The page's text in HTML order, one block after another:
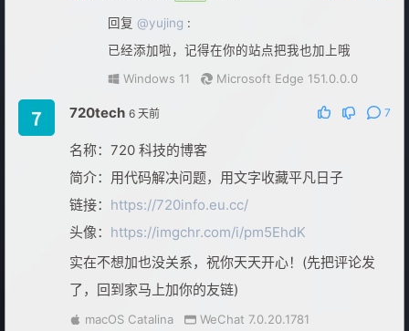
回复 @yujing :
已经添加啦，记得在你的站点把我也加上哦
Windows 11
Microsoft Edge 151.0.0.0
720tech 6 天前 7
名称：720 科技的博客
简介：用代码解决问题，用文字收藏平凡日子
链接： https://720info.eu.cc/
头像： https://imgchr.com/i/pm5EhdK
实在不想加也没关系，祝你天天开心！(先把评论发
了，回到家马上加你的友链)
macOS Catalina WeChat 7.0.20.1781